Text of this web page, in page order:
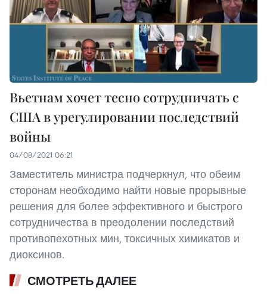
Вьетнам хочет тесно сотрудничать с
США в урегулировании последствий
войны
04/08/2021 06:21
Заместитель министра подчеркнул, что обеим
сторонам необходимо найти новые прорывные
решения для более эффективного и быстрого
сотрудничества в преодолении последствий
противопехотных мин, токсичных химикатов и
диоксинов.
СМОТРЕТЬ ДАЛЕЕ